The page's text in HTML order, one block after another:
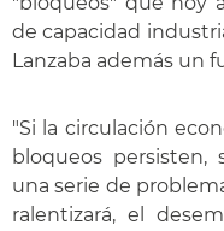
de capacidad
Lanzaba además un
"Si la circulación
bloqueos persisten,
una serie de
ralentizará, el